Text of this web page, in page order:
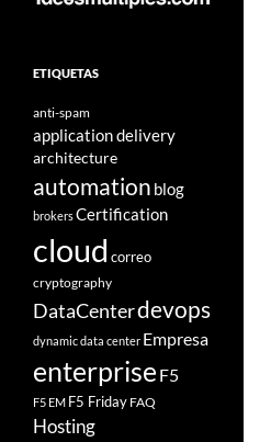
ETIQUETAS
anti-spam
application delivery
architecture
automation blog
brokersCertification
cloud correo
cryptography
DataCenterdevops
dynamic data center Empresa
enterprise F5
F5 EM F5 Friday FAQ
Hosting